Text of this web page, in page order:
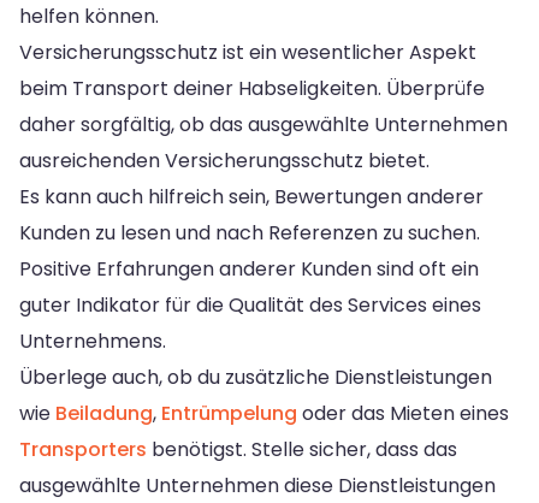
helfen können.
Versicherungsschutz ist ein wesentlicher Aspekt
beim Transport deiner Habseligkeiten. Überprüfe
daher sorgfältig, ob das ausgewählte Unternehmen
ausreichenden Versicherungsschutz bietet.
Es kann auch hilfreich sein, Bewertungen anderer
Kunden zu lesen und nach Referenzen zu suchen.
Positive Erfahrungen anderer Kunden sind oft ein
guter Indikator für die Qualität des Services eines
Unternehmens.
Überlege auch, ob du zusätzliche Dienstleistungen
wie Beiladung, Entrümpelung oder das Mieten eines
Transporters benötigst. Stelle sicher, dass das
ausgewählte Unternehmen diese Dienstleistungen